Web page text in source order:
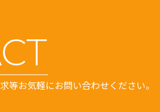
等お気軽にお問い合わせください。